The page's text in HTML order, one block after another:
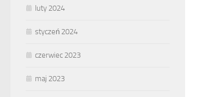
luty 2024
styczeń 2024
czerwiec 2023
maj 2023